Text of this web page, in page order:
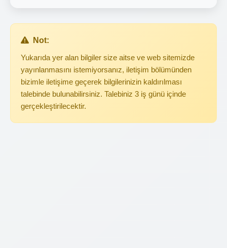
Not:
Yukarıda yer alan bilgiler size aitse ve web sitemizde
yayınlanmasını istemiyorsanız, iletişim bölümünden
bizimle iletişime geçerek bilgilerinizin kaldırılması
talebinde bulunabilirsiniz. Talebiniz 3 iş günü içinde
gerçekleştirilecektir.